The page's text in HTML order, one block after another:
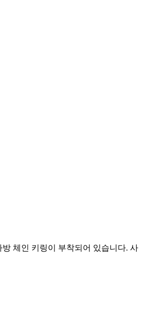
체인 키링이 부착되어 있습니다. 사